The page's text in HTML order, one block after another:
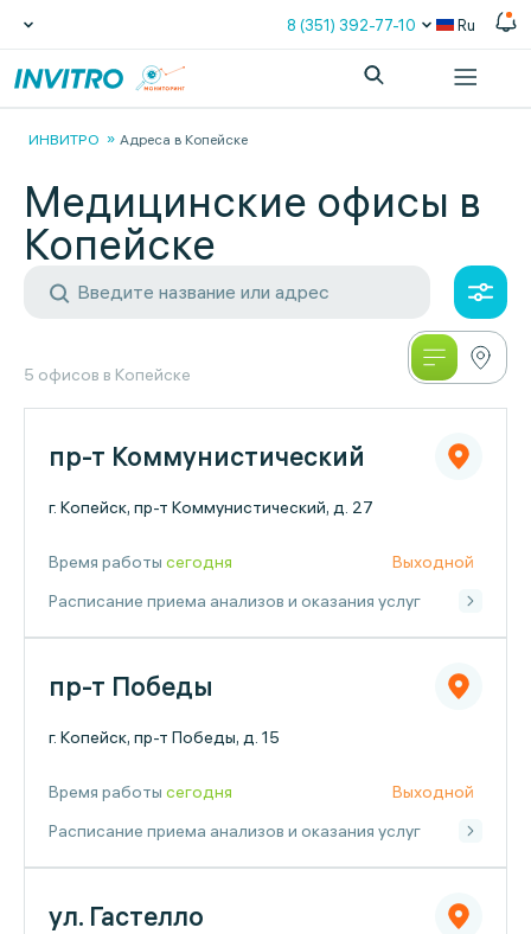
8 (351) 392-77-10 Ru
ИНВИТРО Адреса в Копейске
Медицинские офисы в
Копейске
5 офисов в Копейске
пр-т Коммунистический
г. Копейск, пр-т Коммунистический, д. 27
Время работы сегодня
Выходной
Расписание приема анализов и оказания услуг
пр-т Победы
г. Копейск, пр-т Победы, д. 15
Время работы сегодня
Выходной
Расписание приема анализов и оказания услуг
ул. Гастелло